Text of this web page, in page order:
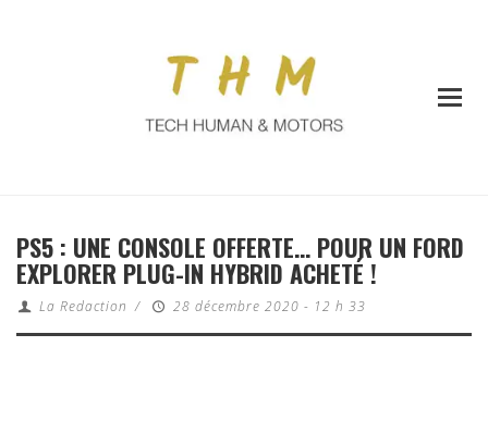
PS5 : UNE CONSOLE OFFERTE… POUR UN FORD
EXPLORER PLUG-IN HYBRID ACHETÉ !
La Redaction / 28 décembre 2020 - 12 h 33